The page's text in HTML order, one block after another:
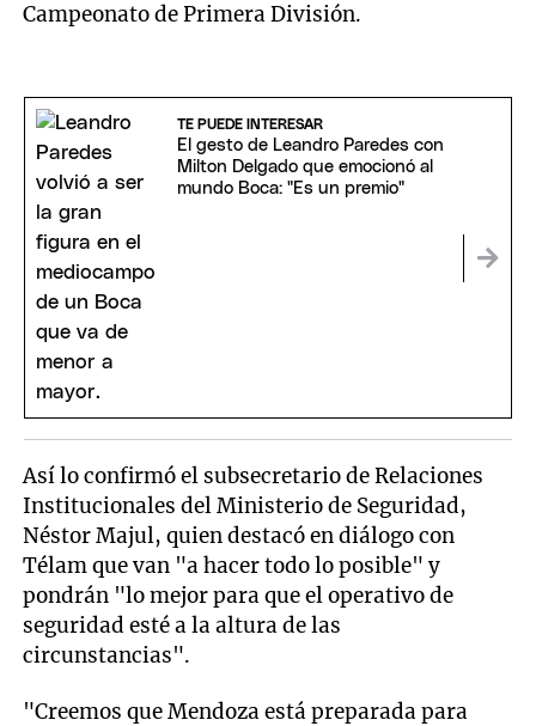
Campeonato de Primera División.
TE PUEDE INTERESAR
El gesto de Leandro Paredes con
Milton Delgado que emocionó al
mundo Boca: "Es un premio"
Así lo confirmó el subsecretario de Relaciones
Institucionales del Ministerio de Seguridad,
Néstor Majul, quien destacó en diálogo con
Télam que van "a hacer todo lo posible" y
pondrán "lo mejor para que el operativo de
seguridad esté a la altura de las
circunstancias".
"Creemos que Mendoza está preparada para